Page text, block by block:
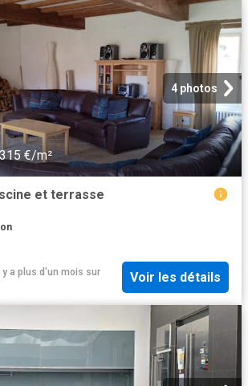
4 photos
€/m²
et terrasse
a plus d'un mois sur
Voir les détails